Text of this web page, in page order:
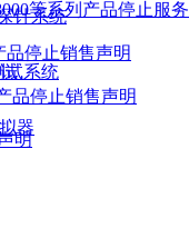
针系统
试系统
器
等系列产品停止服
品停止销售声明
品停止销售声明
明